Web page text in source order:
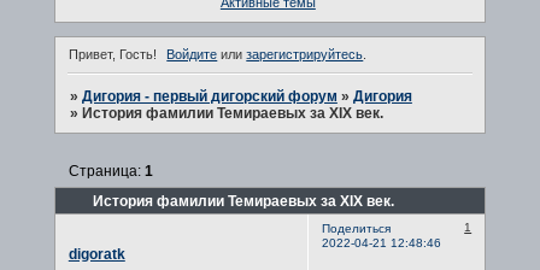
Привет, Гость! Войдите илизарегистрируйтесь.
» Дигория - первый дигорский форум » Дигория
» История фамилии Темираевых за XIX век.
История фамилии Темираевых за XIX век.
Страница: 1
Поделиться
1
2022-04-21 12:48:46
digoratk